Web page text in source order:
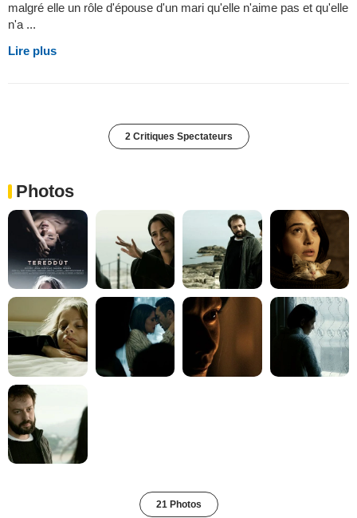
malgré elle un rôle d'épouse d'un mari qu'elle n'aime pas et qu'elle
n'a ...
Lire plus
2 Critiques Spectateurs
Photos
21 Photos